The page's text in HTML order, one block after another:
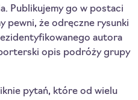
Publikujemy go w postaci
pewni, że odręczne rysunki
autora
opis podróży grupy
pytań, które od wielu